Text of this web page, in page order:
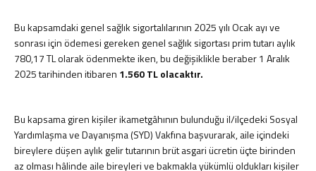
Bu kapsamdaki genel sağlık sigortalılarının 2025 yılı Ocak ayı ve
sonrası için ödemesi gereken genel sağlık sigortası prim tutarı aylık
780,17 TL olarak ödenmekte iken, bu değişiklikle beraber 1 Aralık
2025 tarihinden itibaren 1.560 TL olacaktır.
Bu kapsama giren kişiler ikametgâhının bulunduğu il/ilçedeki Sosyal
Yardımlaşma ve Dayanışma (SYD) Vakfına başvurarak, aile içindeki
bireylere düşen aylık gelir tutarının brüt asgari ücretin üçte birinden
az olması hâlinde aile bireyleri ve bakmakla yükümlü oldukları kişiler